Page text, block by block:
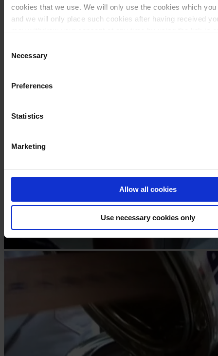
cookies that we use. We will only use the cookies which
and we will only place such cookies after having received
ourPrivacy Notice
Selection
Necessary
Preferences
Statistics
Marketing
Allow all cookies
Use necessary cookies only
Steg 2
Slipa ytan med skrapa eller gnid med en trasa.
Steg 3
gamla färgen helt.